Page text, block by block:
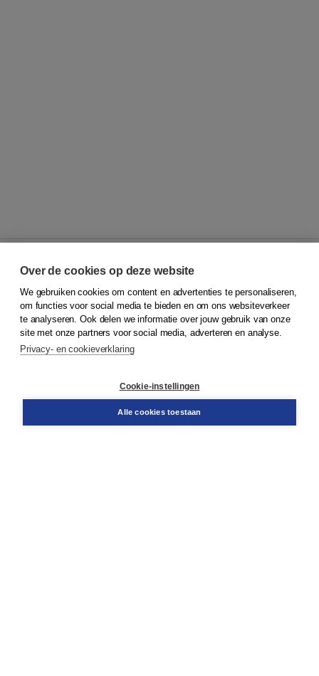
© 2026Koninklijke Boom uitgevers
Klantenservice
Service & informatie
Contact
Over de cookies op deze website
We gebruiken cookies om content en advertenties te personaliseren,
om functies voor social media te bieden en om ons websiteverkeer
te analyseren. Ook delen we informatie over jouw gebruik van onze
site met onze partners voor social media, adverteren en analyse.
Privacy- en cookieverklaring
Cookie-instellingen
Alle cookies toestaan